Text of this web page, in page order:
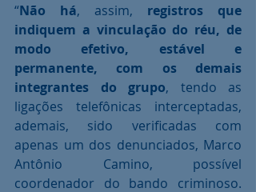
“Não há, assim, registros que
indiquem a vinculação do réu, de
modo efetivo, estável e
permanente, com os demais
integrantes do grupo, tendo as
ligações telefônicas interceptadas,
ademais, sido verificadas com
apenas um dos denunciados, Marco
Antônio Camino, possível
coordenador do bando criminoso.